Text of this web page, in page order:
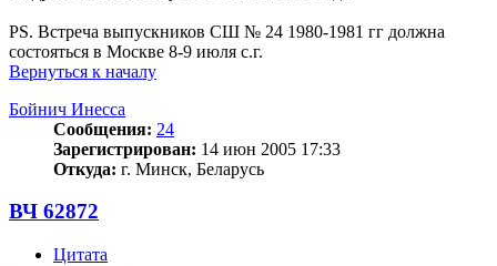
PS. Встреча выпускников СШ № 24 1980-1981 гг должна
состояться в Москве 8-9 июля с.г.
Вернуться к началу
Бойнич Инесса
Сообщения: 24
Зарегистрирован: 14 июн 2005 17:33
Откуда: г. Минск, Беларусь
ВЧ 62872
Цитата